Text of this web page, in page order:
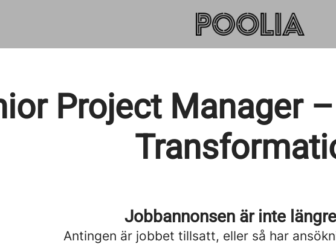
Project Manager –
Jobbannonsen är inte
Antingen är jobbet tillsatt, eller så har